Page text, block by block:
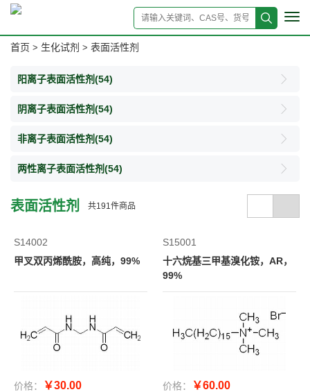
首页 > 生化试剂 > 表面活性剂
阳离子表面活性剂(54)
阴离子表面活性剂(54)
非离子表面活性剂(54)
两性离子表面活性剂(54)
表面活性剂 共191 件商品
S14002
甲叉双丙烯酰胺，高纯，99%
价格： ￥30.00
S15001
十六烷基三甲基溴化铵，AR，
99%
价格： ￥60.00